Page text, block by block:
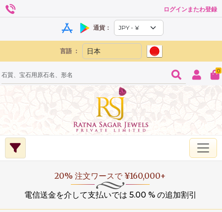
ログインまたわ登録
通貨：
言語 ：
0
20% 注文ワースで ¥160,000+
電信送金を介して支払いでは 5.00 % の追加割引